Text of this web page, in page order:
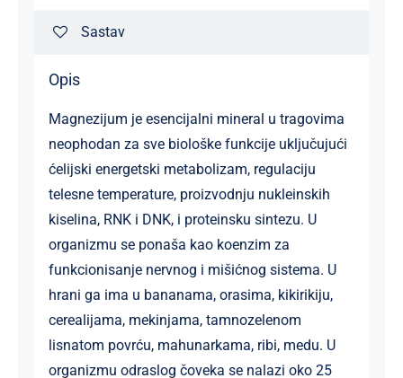
Sastav
Opis
Magnezijum je esencijalni mineral u tragovima
neophodan za sve biološke funkcije uključujući
ćelijski energetski metabolizam, regulaciju
telesne temperature, proizvodnju nukleinskih
kiselina, RNK i DNK, i proteinsku sintezu. U
organizmu se ponaša kao koenzim za
funkcionisanje nervnog i mišićnog sistema. U
hrani ga ima u bananama, orasima, kikirikiju,
cerealijama, mekinjama, tamnozelenom
lisnatom povrću, mahunarkama, ribi, medu. U
organizmu odraslog čoveka se nalazi oko 25